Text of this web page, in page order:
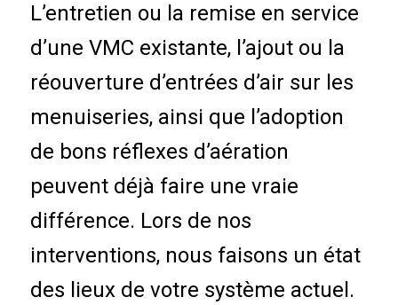
L’entretien ou la remise en service
d’une VMC existante, l’ajout ou la
réouverture d’entrées d’air sur les
menuiseries, ainsi que l’adoption
de bons réflexes d’aération
peuvent déjà faire une vraie
différence. Lors de nos
interventions, nous faisons un état
des lieux de votre système actuel.